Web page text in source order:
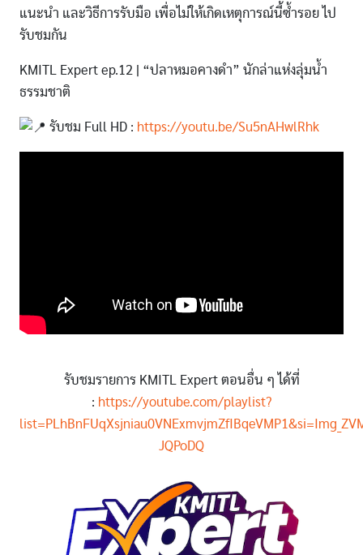
แนะนำ และวิธีการรับมือ เพื่อไม่ให้เกิดเหตุการณ์นี้ซ้ำรอย ไป
รับชมกัน
KMITL Expert ep.12 | “ปลาหมอคางดำ” นักล่าแห่งลุ่มน้ำ
ธรรมชาติ
รับชม Full HD : https://youtu.be/Su5nAHwlRhk
รับชมรายการ KMITL Expert ตอนอื่น ๆ ได้ที่
: https://youtube.com/playlist?
JQPoDQ